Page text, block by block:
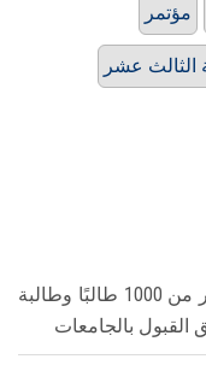
مؤتمر
الثالث عشر
معامل التنسيق الإلكتروني تستقبل أكثر من 1000 طالبًا وطالبة
القبول بالجامعات